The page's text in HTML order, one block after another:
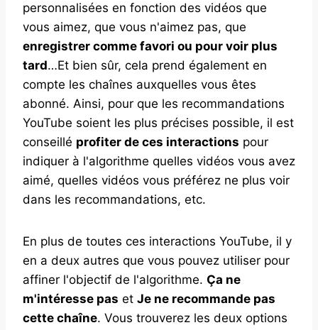
personnalisées en fonction des vidéos que
vous aimez, que vous n'aimez pas, que
enregistrer comme favori ou pour voir plus
tard…Et bien sûr, cela prend également en
compte les chaînes auxquelles vous êtes
abonné. Ainsi, pour que les recommandations
YouTube soient les plus précises possible, il est
conseillé profiter de ces interactions pour
indiquer à l'algorithme quelles vidéos vous avez
aimé, quelles vidéos vous préférez ne plus voir
dans les recommandations, etc.
En plus de toutes ces interactions YouTube, il y
en a deux autres que vous pouvez utiliser pour
affiner l'objectif de l'algorithme. Ça ne
m'intéresse pas et Je ne recommande pas
cette chaîne. Vous trouverez les deux options